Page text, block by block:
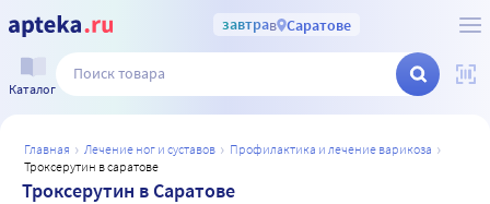
завтрав Саратове
Каталог
главная лечение ног и суставов
профилактика и лечение варикоза
троксерутин в саратове
Троксерутин в Саратове